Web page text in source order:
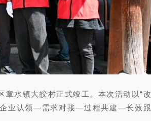
水镇大皎村正式竣工。本次活动以“改
“企业认领—需求对接—过程共建—长效跟